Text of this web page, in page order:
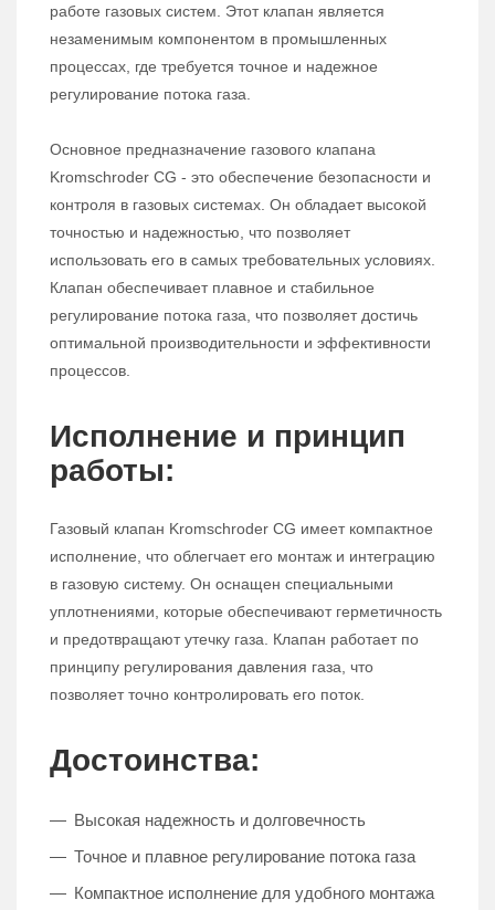
работе газовых систем. Этот клапан является
незаменимым компонентом в промышленных
процессах, где требуется точное и надежное
регулирование потока газа.
Основное предназначение газового клапана
Kromschroder CG - это обеспечение безопасности и
контроля в газовых системах. Он обладает высокой
точностью и надежностью, что позволяет
использовать его в самых требовательных условиях.
Клапан обеспечивает плавное и стабильное
регулирование потока газа, что позволяет достичь
оптимальной производительности и эффективности
процессов.
Исполнение и принцип
работы:
Газовый клапан Kromschroder CG имеет компактное
исполнение, что облегчает его монтаж и интеграцию
в газовую систему. Он оснащен специальными
уплотнениями, которые обеспечивают герметичность
и предотвращают утечку газа. Клапан работает по
принципу регулирования давления газа, что
позволяет точно контролировать его поток.
Достоинства:
Высокая надежность и долговечность
Точное и плавное регулирование потока газа
Компактное исполнение для удобного монтажа